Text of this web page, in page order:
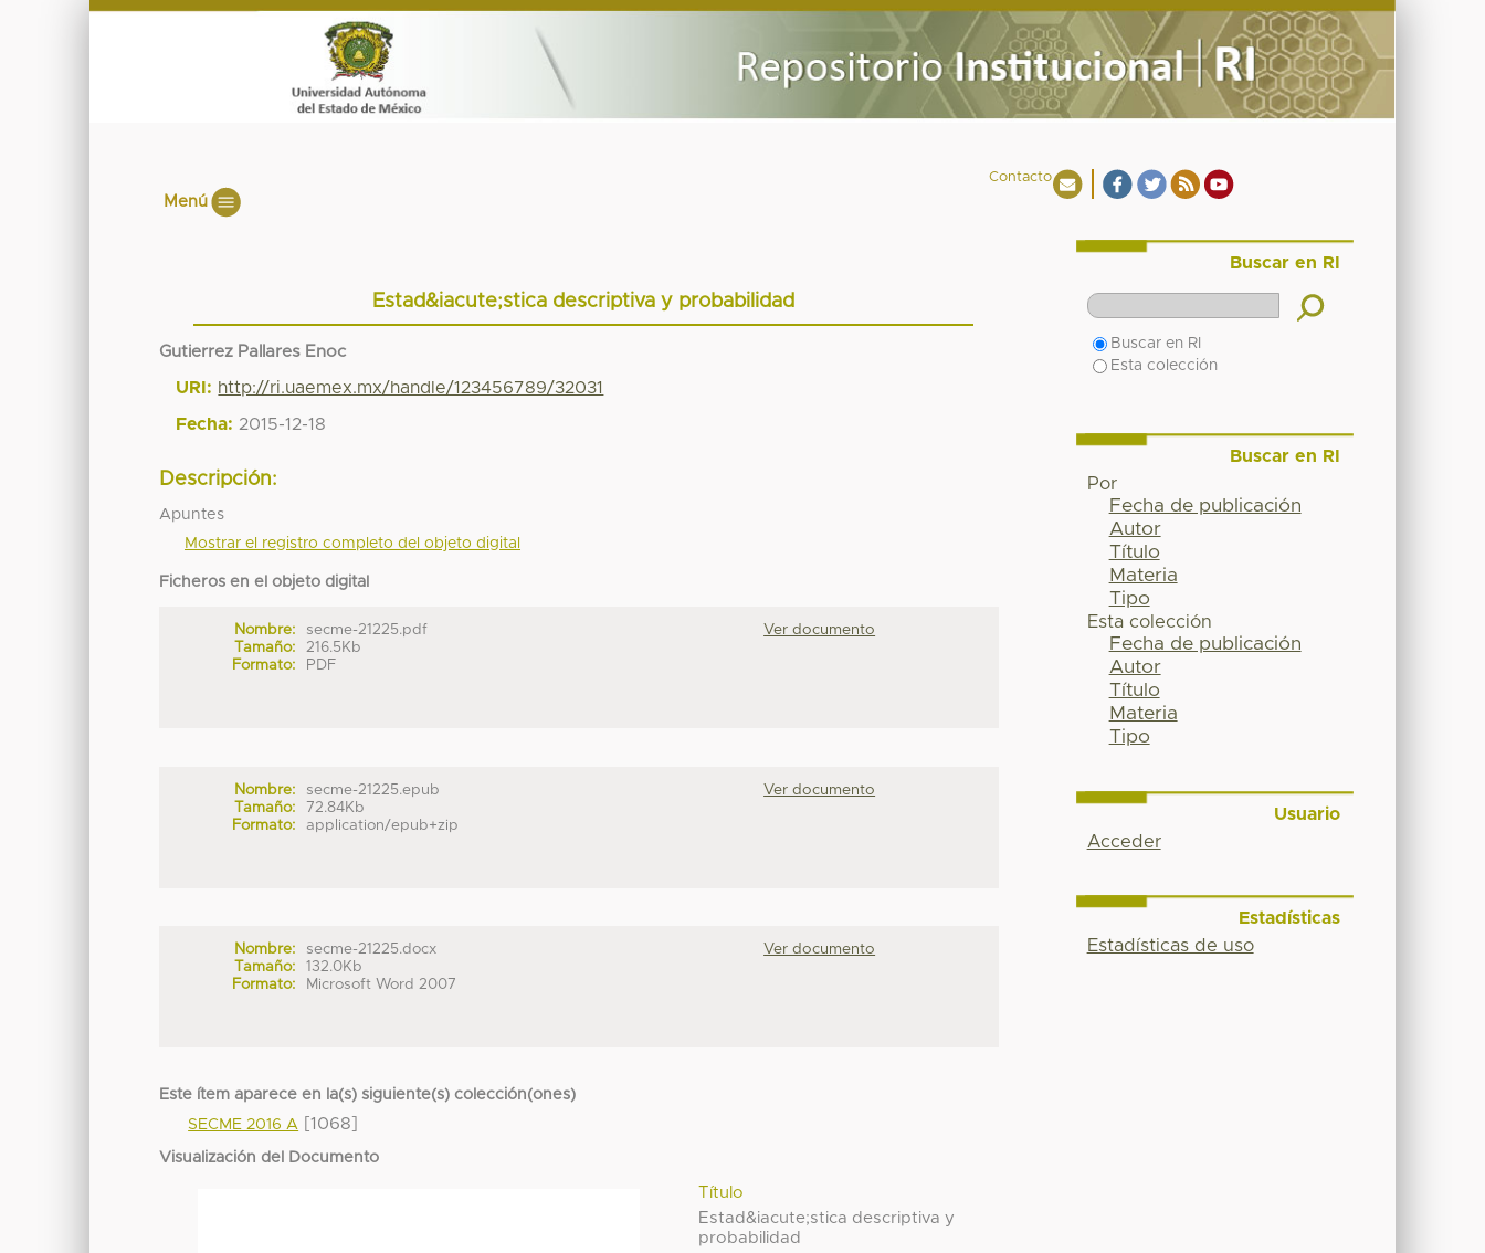
Contacto
Menú
Estad&iacute;stica descriptiva y probabilidad
Gutierrez Pallares Enoc
URI: http://ri.uaemex.mx/handle/123456789/32031
Fecha: 2015-12-18
Descripción:
Apuntes
Mostrar el registro completo del objeto digital
Ficheros en el objeto digital
Nombre:
secme-21225.pdf
Tamaño:
216.5Kb
Formato:
PDF
Ver documento
Nombre:
secme-21225.epub
Tamaño:
72.84Kb
Formato:
application/epub+zip
Ver documento
Nombre:
secme-21225.docx
Tamaño:
132.0Kb
Formato:
Microsoft Word 2007
Ver documento
Este ítem aparece en la(s) siguiente(s) colección(ones)
SECME 2016 A [1068]
Visualización del Documento
Título
Estad&iacute;stica descriptiva y
probabilidad
Buscar en RI
Buscar en RI
Esta colección
Buscar en RI
Por
Fecha de publicación
Autor
Título
Materia
Tipo
Esta colección
Fecha de publicación
Autor
Título
Materia
Tipo
Usuario
Acceder
Estadísticas
Estadísticas de uso